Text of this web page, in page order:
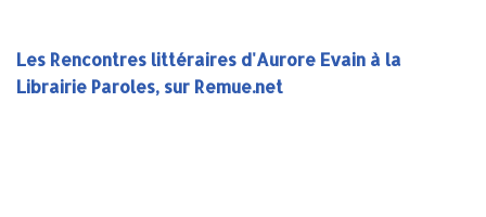
Les Rencontres littéraires d'Aurore Evain à la
Librairie Paroles, sur Remue.net